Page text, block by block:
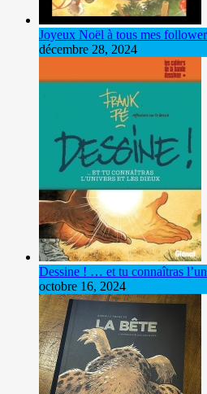
Joyeux Noël à tous mes
décembre 28, 2024
Dessine ! … et tu connaîtras
octobre 16, 2024